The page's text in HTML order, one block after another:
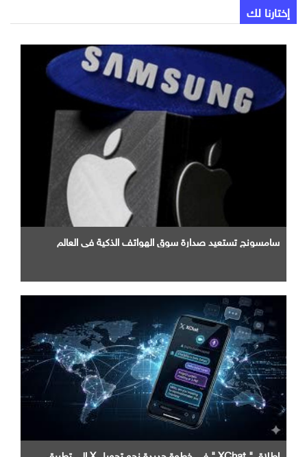
إختارنا لك
سامسونج تستعيد صدارة سوق الهواتف الذكية في العالم